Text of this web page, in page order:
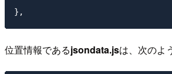
位置情報であるjsondata.jsは、次のよ